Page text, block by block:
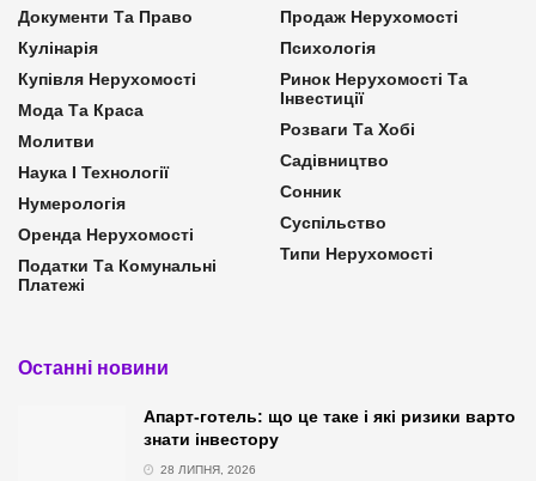
Документи Та Право
Кулінарія
Купівля Нерухомості
Мода Та Краса
Молитви
Наука І Технології
Нумерологія
Оренда Нерухомості
Податки Та Комунальні
Платежі
Продаж Нерухомості
Психологія
Ринок Нерухомості Та
Інвестиції
Розваги Та Хобі
Садівництво
Сонник
Суспільство
Типи Нерухомості
Останні новини
Апарт-готель: що це таке і які ризики варто
знати інвестору
28 ЛИПНЯ, 2026